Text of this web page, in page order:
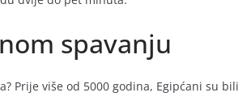
spavanju
Prije više od 5000 godina, Egipćani su bili